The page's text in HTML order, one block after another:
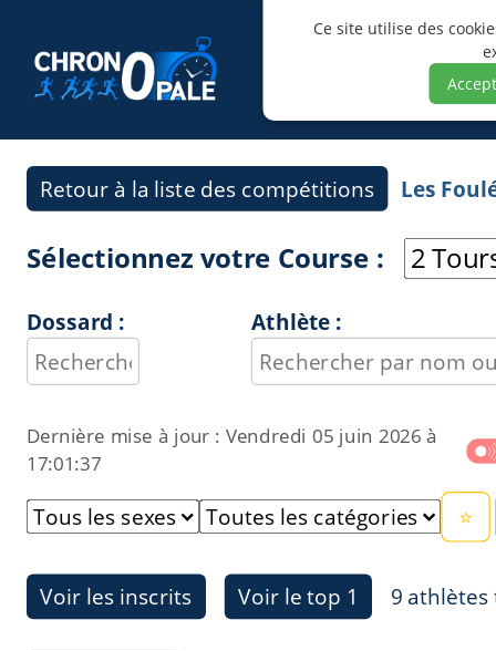
Ce site utilise des
Retour à la liste des compétitions Les
Sélectionnez votre Course :
Dossard : Athlète :
Dernière mise à jour : Vendredi 05 juin 2026 à
17:01:37
⭐
Voir les inscrits Voir le top 1 9